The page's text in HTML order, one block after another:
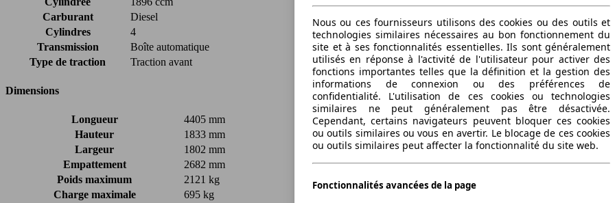
Carburant
Diesel
Cylindres
4
Transmission
Boîte automatique
Type de traction
Traction avant
Dimensions
Longueur
4405 mm
Hauteur
1833 mm
Largeur
1802 mm
Empattement
2682 mm
Poids maximum
2121 kg
Charge maximale
695 kg
Nous ou ces fournisseurs utilisons des cookies ou des outils et
technologies similaires nécessaires au bon fonctionnement du
site et à ses fonctionnalités essentielles. Ils sont généralement
utilisés en réponse à l'activité de l'utilisateur pour activer des
fonctions importantes telles que la définition et la gestion des
informations de connexion ou des préférences de
confidentialité. L'utilisation de ces cookies ou technologies
similaires ne peut généralement pas être désactivée.
Cependant, certains navigateurs peuvent bloquer ces cookies
ou outils similaires ou vous en avertir. Le blocage de ces cookies
ou outils similaires peut affecter la fonctionnalité du site web.
Fonctionnalités avancées de la page